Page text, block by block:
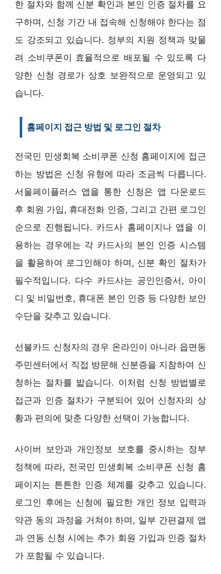
한 절차와 함께 신분 확인과 본인 인증 절차를 요
구하며, 신청 기간 내 접속해 신청해야 한다는 점
도 강조되고 있습니다. 정부의 지원 정책과 맞물
려 소비쿠폰이 효율적으로 배포될 수 있도록 다
양한 신청 경로가 상호 보완적으로 운영되고 있
습니다.
홈페이지 접근 방법 및 로그인 절차
전국민 민생회복 소비쿠폰 신청 홈페이지에 접근
하는 방법은 신청 유형에 따라 조금씩 다릅니다.
서울페이플러스 앱을 통한 신청은 앱 다운로드
후 회원 가입, 휴대전화 인증, 그리고 간편 로그인
순으로 진행됩니다. 카드사 홈페이지나 앱을 이
용하는 경우에는 각 카드사의 본인 인증 시스템
을 활용하여 로그인해야 하며, 신분 확인 절차가
필수적입니다. 다수 카드사는 공인인증서, 아이
디 및 비밀번호, 휴대폰 본인 인증 등 다양한 보안
수단을 갖추고 있습니다.
선불카드 신청자의 경우 온라인이 아니라 읍면동
주민센터에서 직접 방문해 신분증을 지참하여 신
청하는 절차를 밟습니다. 이처럼 신청 방법별로
접근과 인증 절차가 구분되어 있어 신청자의 상
황과 편의에 맞춘 다양한 선택이 가능합니다.
사이버 보안과 개인정보 보호를 중시하는 정부
정책에 따라, 전국민 민생회복 소비쿠폰 신청 홈
페이지는 튼튼한 인증 체계를 갖추고 있습니다.
로그인 후에는 신청에 필요한 개인 정보 입력과
약관 동의 과정을 거쳐야 하며, 일부 간편결제 앱
과 연동 신청 시에는 추가 회원 가입과 인증 절차
가 포함될 수 있습니다.